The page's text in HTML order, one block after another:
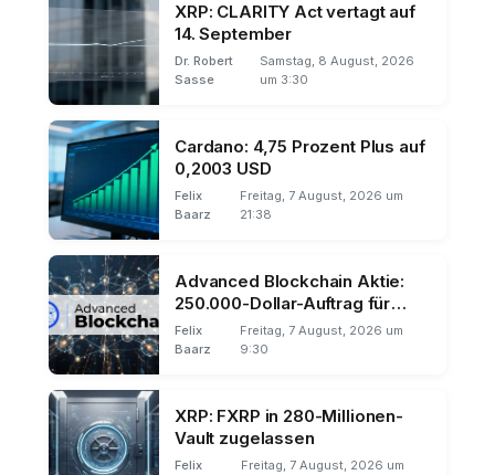
XRP: CLARITY Act vertagt auf
14. September
Dr. Robert
Sasse
Samstag, 8 August, 2026
um 3:30
Cardano: 4,75 Prozent Plus auf
0,2003 USD
Felix
Baarz
Freitag, 7 August, 2026 um
21:38
Advanced Blockchain Aktie:
250.000-Dollar-Auftrag für
Silencio
Felix
Baarz
Freitag, 7 August, 2026 um
9:30
XRP: FXRP in 280-Millionen-
Vault zugelassen
Felix
Freitag, 7 August, 2026 um